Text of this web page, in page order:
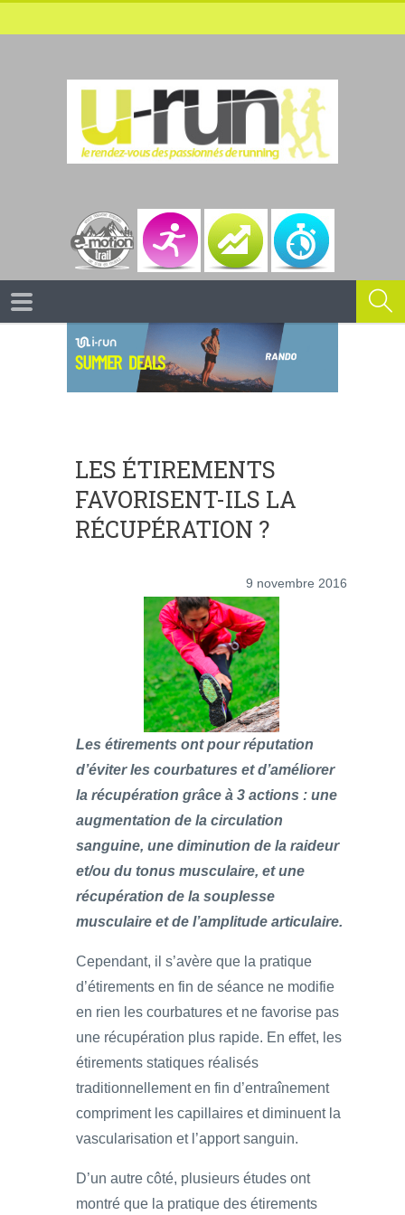
LES ÉTIREMENTS
FAVORISENT-ILS LA
RÉCUPÉRATION ?
9 novembre 2016
Les étirements ont pour réputation
d’éviter les courbatures et d’améliorer
la récupération grâce à 3 actions : une
augmentation de la circulation
sanguine, une diminution de la raideur
et/ou du tonus musculaire, et une
récupération de la souplesse
musculaire et de l’amplitude articulaire.
Cependant, il s’avère que la pratique
d’étirements en fin de séance ne modifie
en rien les courbatures et ne favorise pas
une récupération plus rapide. En effet, les
étirements statiques réalisés
traditionnellement en fin d’entraînement
compriment les capillaires et diminuent la
vascularisation et l’apport sanguin.
D’un autre côté, plusieurs études ont
montré que la pratique des étirements